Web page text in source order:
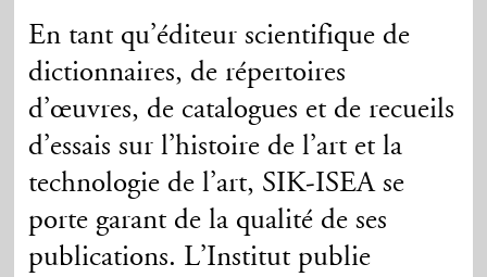
En tant qu’éditeur scientifique de
dictionnaires, de répertoires
d’œuvres, de catalogues et de recueils
d’essais sur l’histoire de l’art et la
technologie de l’art, SIK-ISEA se
porte garant de la qualité de ses
publications. L’Institut publie